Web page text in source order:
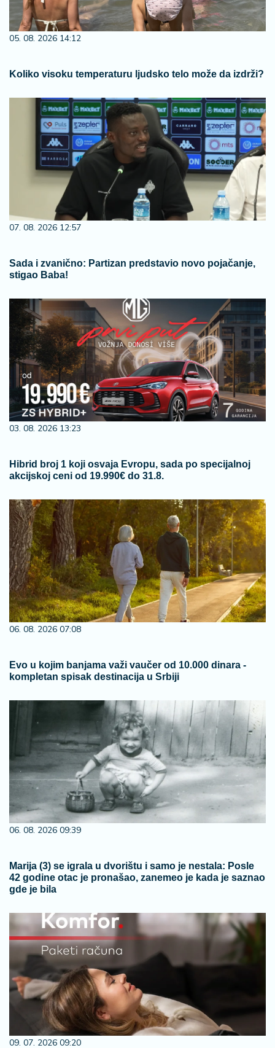
05. 08. 2026 14:12
Koliko visoku temperaturu ljudsko telo može da izdrži?
07. 08. 2026 12:57
Sada i zvanično: Partizan predstavio novo pojačanje,
stigao Baba!
03. 08. 2026 13:23
Hibrid broj 1 koji osvaja Evropu, sada po specijalnoj
akcijskoj ceni od 19.990€ do 31.8.
06. 08. 2026 07:08
Evo u kojim banjama važi vaučer od 10.000 dinara -
kompletan spisak destinacija u Srbiji
06. 08. 2026 09:39
Marija (3) se igrala u dvorištu i samo je nestala: Posle
42 godine otac je pronašao, zanemeo je kada je saznao
gde je bila
09. 07. 2026 09:20